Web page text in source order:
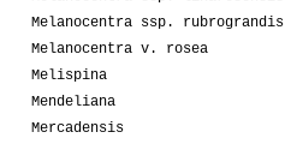
Melanocentra ssp. rubrograndis
Melanocentra v. rosea
Melispina
Mendeliana
Mercadensis